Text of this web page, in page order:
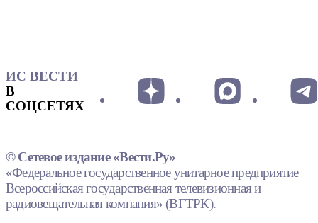
ИС ВЕСТИ
В
СОЦСЕТЯХ
© Сетевое издание «Вести.Ру»
«Федеральное государственное унитарное предприятие
Всероссийская государственная телевизионная и
радиовещательная компания» (ВГТРК).